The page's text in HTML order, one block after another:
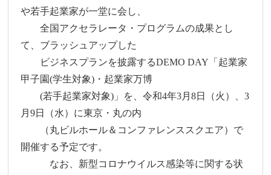
や若手起業家が一堂に会し、
全国アクセラレータ・プログラムの成果とし
て、ブラッシュアップした
ビジネスプランを披露するDEMO DAY「起業家
甲子園(学生対象)・起業家万博
(若手起業家対象)」を、令和4年3月8日（火）、3
月9日（水）に東京・丸の内
（丸ビルホール＆コンファレンススクエア）で
開催する予定です。
なお、新型コロナウイルス感染等に関する状